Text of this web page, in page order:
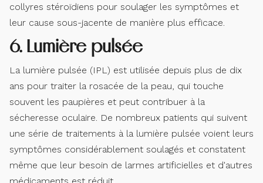
collyres stéroïdiens pour soulager les symptômes et
leur cause sous-jacente de manière plus efficace.
6. Lumière pulsée
La lumière pulsée (IPL) est utilisée depuis plus de dix
ans pour traiter la rosacée de la peau, qui touche
souvent les paupières et peut contribuer à la
sécheresse oculaire. De nombreux patients qui suivent
une série de traitements à la lumière pulsée voient leurs
symptômes considérablement soulagés et constatent
même que leur besoin de larmes artificielles et d'autres